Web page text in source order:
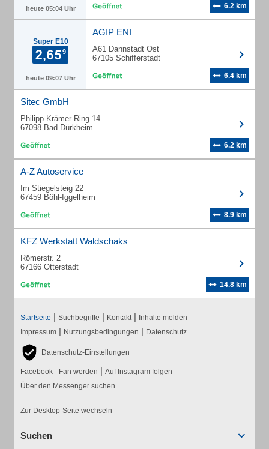
heute 05:04 Uhr 6.2 km
Super E10
heute 09:07 Uhr
AGIP ENI
A61 Dannstadt Ost
67105 Schifferstadt
6.4 km
Sitec GmbH
Philipp-Krämer-Ring 14
67098 Bad Dürkheim
6.2 km
A-Z Autoservice
Im Stiegelsteig 22
67459 Böhl-Iggelheim
8.9 km
KFZ Werkstatt Waldschaks
Römerstr. 2
67166 Otterstadt
14.8 km
Startseite | Suchbegriffe | Kontakt | Inhalte melden
Impressum | Nutzungsbedingungen | Datenschutz
Datenschutz-Einstellungen
Facebook - Fan werden | Auf Instagram folgen
Über den Messenger suchen
Zur Desktop-Seite wechseln
Suchen